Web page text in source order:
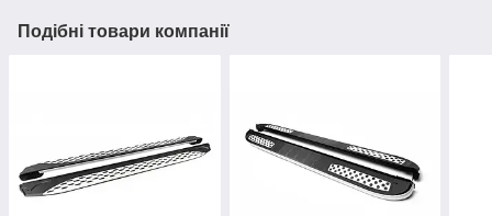
Подібні товари компанії